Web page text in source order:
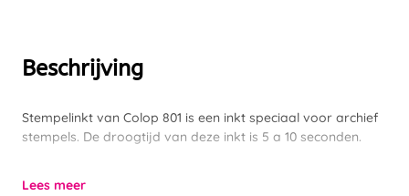
Beschrijving
Stempelinkt van Colop 801 is een inkt speciaal voor archief
stempels. De droogtijd van deze inkt is 5 a 10 seconden.
Lees meer